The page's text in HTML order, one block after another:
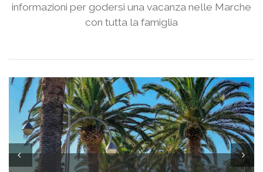
informazioni per godersi una vacanza nelle Marche
con tutta la famiglia